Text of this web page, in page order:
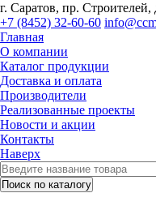
г. Саратов, пр. Строителей,
+7 (8452) 32-60-60
Главная
О компании
Каталог продукции
Доставка и оплата
Производители
Реализованные проекты
Новости и акции
Контакты
Наверх